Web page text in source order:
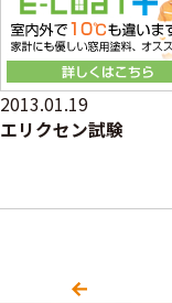
2013.01.19
エリクセン試験